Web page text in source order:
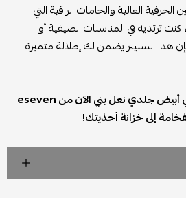
العالية والخامات الراقية التي
ترتديه في المناسبات الصيفية أو
فإن هذا السليبر يضمن لك إطلالة متميزة
احصل على سليبر هرمز رجالي أبيض جلدي نعل بني الآن من eseven